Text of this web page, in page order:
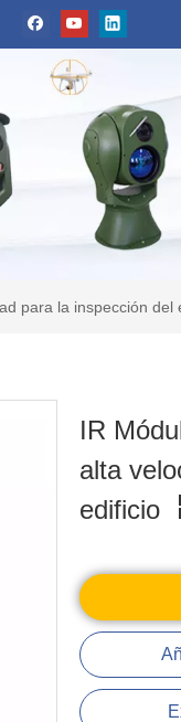
para la inspección del
IR
alta
edificio